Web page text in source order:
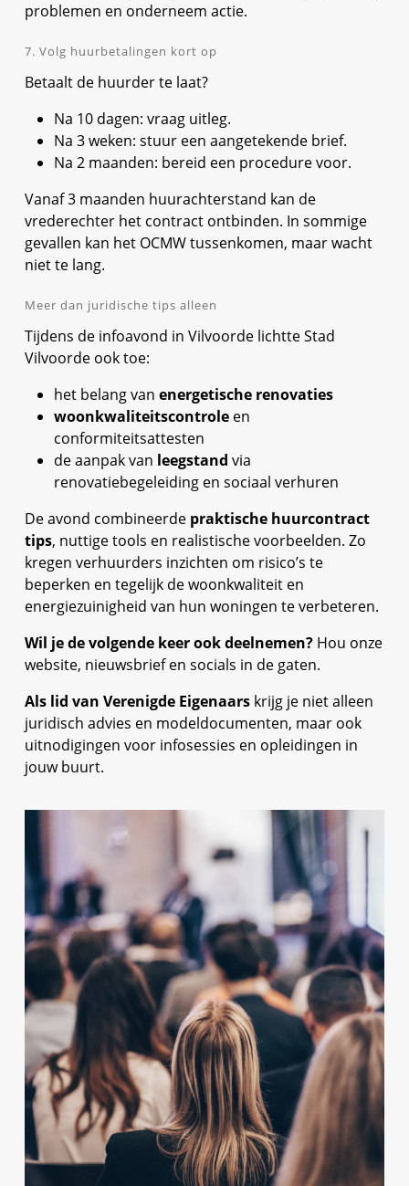
problemen en onderneem actie.
7. Volg huurbetalingen kort op
Betaalt de huurder te laat?
Na 10 dagen: vraag uitleg.
Na 3 weken: stuur een aangetekende brief.
Na 2 maanden: bereid een procedure voor.
Vanaf 3 maanden huurachterstand kan de
vrederechter het contract ontbinden. In sommige
gevallen kan het OCMW tussenkomen, maar wacht
niet te lang.
Meer dan juridische tips alleen
Tijdens de infoavond in Vilvoorde lichtte Stad
Vilvoorde ook toe:
het belang van energetische renovaties
woonkwaliteitscontrole en
conformiteitsattesten
de aanpak van leegstand via
renovatiebegeleiding en sociaal verhuren
De avond combineerde praktische huurcontract
tips, nuttige tools en realistische voorbeelden. Zo
kregen verhuurders inzichten om risico’s te
beperken en tegelijk de woonkwaliteit en
energiezuinigheid van hun woningen te verbeteren.
Wil je de volgende keer ook deelnemen? Hou onze
website, nieuwsbrief en socials in de gaten.
Als lid van Verenigde Eigenaars krijg je niet alleen
juridisch advies en modeldocumenten, maar ook
uitnodigingen voor infosessies en opleidingen in
jouw buurt.